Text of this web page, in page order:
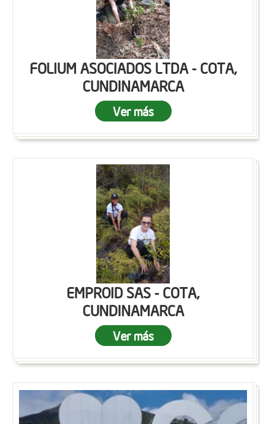
FOLIUM ASOCIADOS LTDA - COTA,
CUNDINAMARCA
Ver más
EMPROID SAS - COTA,
CUNDINAMARCA
Ver más